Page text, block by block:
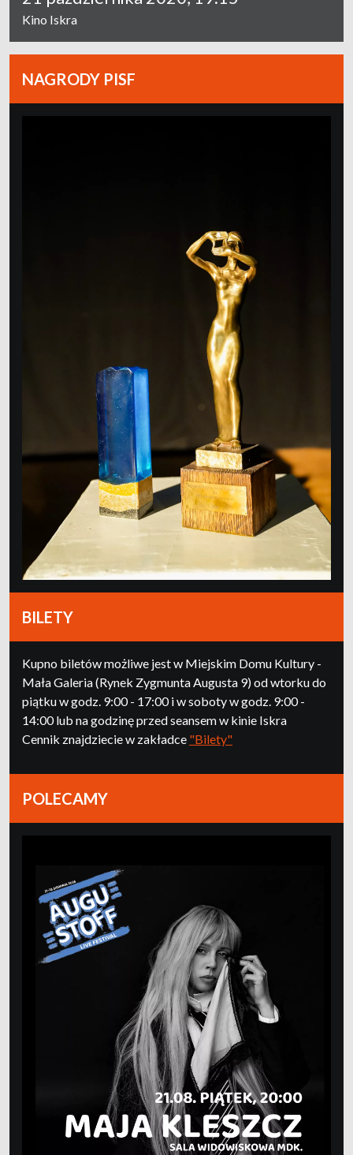
Kino Iskra
NAGRODY PISF
BILETY
Kupno biletów możliwe jest w Miejskim Domu Kultury -
Mała Galeria (Rynek Zygmunta Augusta 9) od wtorku do
piątku w godz. 9:00 - 17:00 i w soboty w godz. 9:00 -
14:00 lub na godzinę przed seansem w kinie Iskra
Cennik znajdziecie w zakładce "Bilety"
POLECAMY